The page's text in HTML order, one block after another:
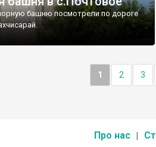
башню посмотрели по дороге
1 2 3
Про нас